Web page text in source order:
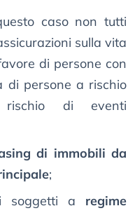
caso non tutti
sulla vita
di persone con
di persone a rischio
rischio di eventi
di immobili da
;
soggetti a regime